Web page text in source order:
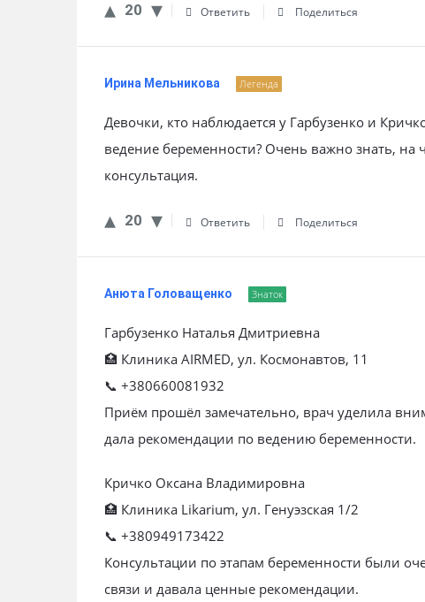
20 Ответить Поделиться
Ирина Мельникова Легенда
Девочки, кто наблюдается у Гарбузенко и
ведение беременности? Очень важно знать, на
консультация.
20 Ответить Поделиться
Анюта Головащенко Знаток
Гарбузенко Наталья Дмитриевна
🏥 Клиника AIRMED, ул. Космонавтов, 11
📞 +380660081932
Приём прошёл замечательно, врач уделила
дала рекомендации по ведению беременности.
Кричко Оксана Владимировна
🏥 Клиника Likarium, ул. Генуэзская 1/2
📞 +380949173422
Консультации по этапам беременности были
связи и давала ценные рекомендации.